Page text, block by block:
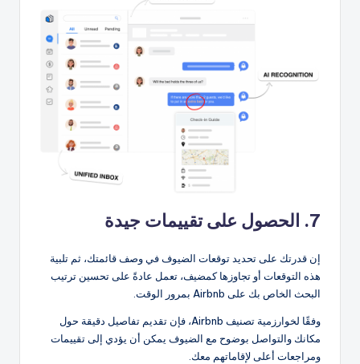
7. الحصول على تقييمات جيدة
إن قدرتك على تحديد توقعات الضيوف في وصف قائمتك، ثم تلبية
هذه التوقعات أو تجاوزها كمضيف، تعمل عادةً على تحسين ترتيب
البحث الخاص بك على Airbnb بمرور الوقت.
وفقًا لخوارزمية تصنيف Airbnb، فإن تقديم تفاصيل دقيقة حول
مكانك والتواصل بوضوح مع الضيوف يمكن أن يؤدي إلى تقييمات
ومراجعات أعلى لإقاماتهم معك.